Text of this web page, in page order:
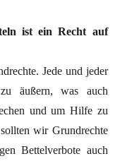
ist ein Recht auf
Jede und jeder
äußern, was auch
und um Hilfe zu
wir Grundrechte
Bettelverbote auch